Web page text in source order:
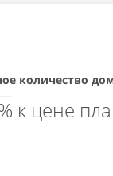
количество
к цене